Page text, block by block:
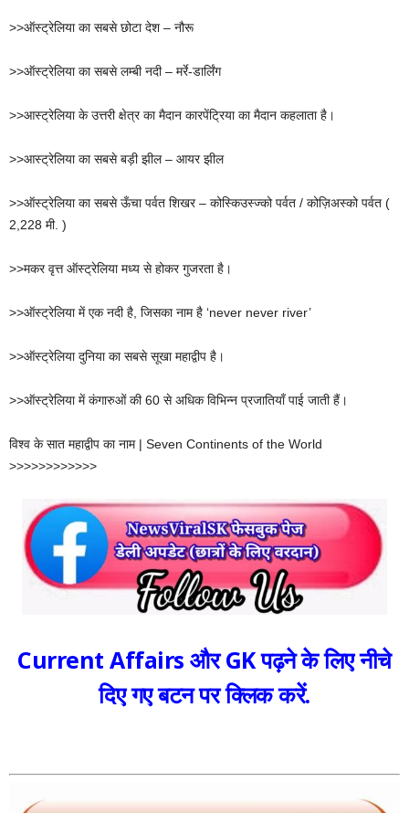
>>ऑस्ट्रेलिया का सबसे छोटा देश – नौरू
>>ऑस्ट्रेलिया का सबसे लम्बी नदी – मर्रे-डार्लिंग
>>आस्ट्रेलिया के उत्तरी क्षेत्र का मैदान कारपेंट्रिया का मैदान कहलाता है।
>>आस्ट्रेलिया का सबसे बड़ी झील – आयर झील
>>ऑस्ट्रेलिया का सबसे ऊँचा पर्वत शिखर – कोस्किउस्ज्को पर्वत / कोज़िअस्को पर्वत (
2,228 मी. )
>>मकर वृत्त ऑस्ट्रेलिया मध्य से होकर गुजरता है।
>>ऑस्ट्रेलिया में एक नदी है, जिसका नाम है ‘never never river’
>>ऑस्ट्रेलिया दुनिया का सबसे सूखा महाद्वीप है।
>>ऑस्ट्रेलिया में कंगारुओं की 60 से अधिक विभिन्न प्रजातियाँ पाई जाती हैं।
विश्व के सात महाद्वीप का नाम | Seven Continents of the World
>>>>>>>>>>>>
Current Affairs और GK पढ़ने के लिए नीचे
दिए गए बटन पर क्लिक करें.